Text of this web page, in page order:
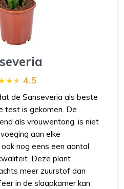
4.5
de Sanseveria als beste
test is gekomen. De
als vrouwentong, is niet
aan elke
nog eens een aantal
Deze plant
meer zuurstof dan
in de slaapkamer kan